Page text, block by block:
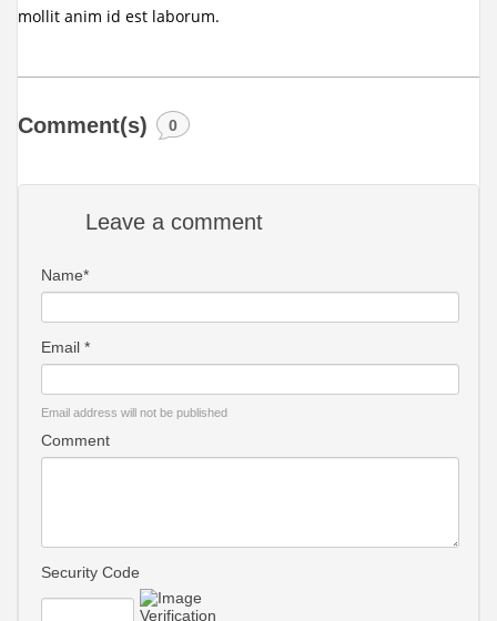
mollit anim id est laborum.
Comment(s) 0
Leave a comment
Name*
Email *
Email address will not be published
Comment
Security Code